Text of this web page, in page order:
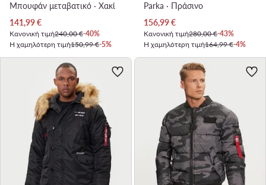
Μπουφάν μεταβατικό · Χακί
Τρέχουσα τιμή
141,99€
Κανονική τιμή240,00 €-40%
Η χαμηλότερη τιμή150,99 €-5%
Parka · Πράσινο
Τρέχουσα τιμή
156,99€
Κανονική τιμή280,00 €-43%
Η χαμηλότερη τιμή164,99 €-4%